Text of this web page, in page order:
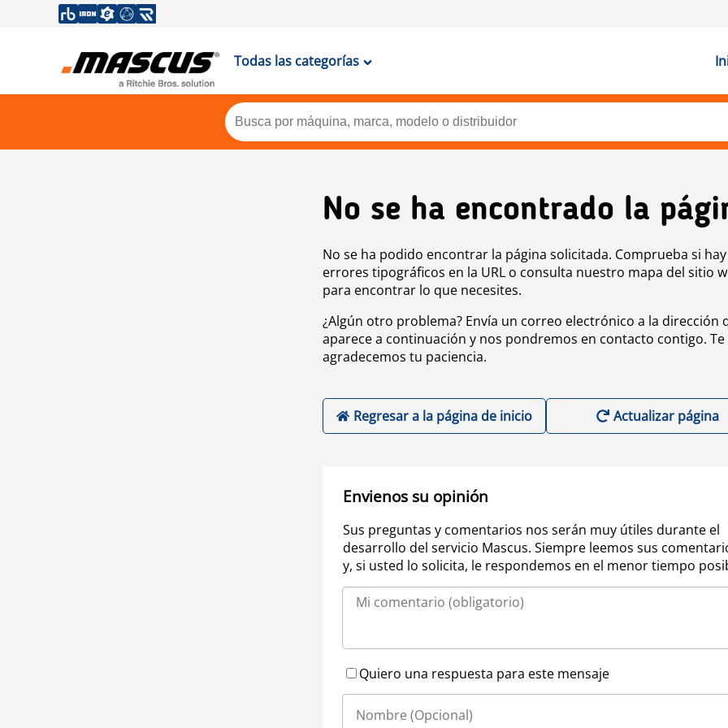
Todas las categorías
No se ha encontrado la
No se ha podido encontrar la página solicitada. Comprueba si hay
errores tipográficos en la URL o consulta nuestro mapa del sitio
para encontrar lo que necesites.
¿Algún otro problema? Envía un correo electrónico a la dirección
aparece a continuación y nos pondremos en contacto contigo. Te
agradecemos tu paciencia.
Regresar a la página de inicio Actualizar página
Envienos su opinión
Sus preguntas y comentarios nos serán muy útiles durante el
desarrollo del servicio Mascus. Siempre leemos sus
y, si usted lo solicita, le respondemos en el menor tiempo
Quiero una respuesta para este mensaje